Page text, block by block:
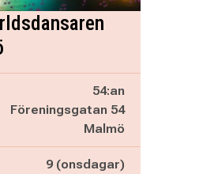
54:an
Föreningsgatan 54
Malmö
9 (onsdagar)